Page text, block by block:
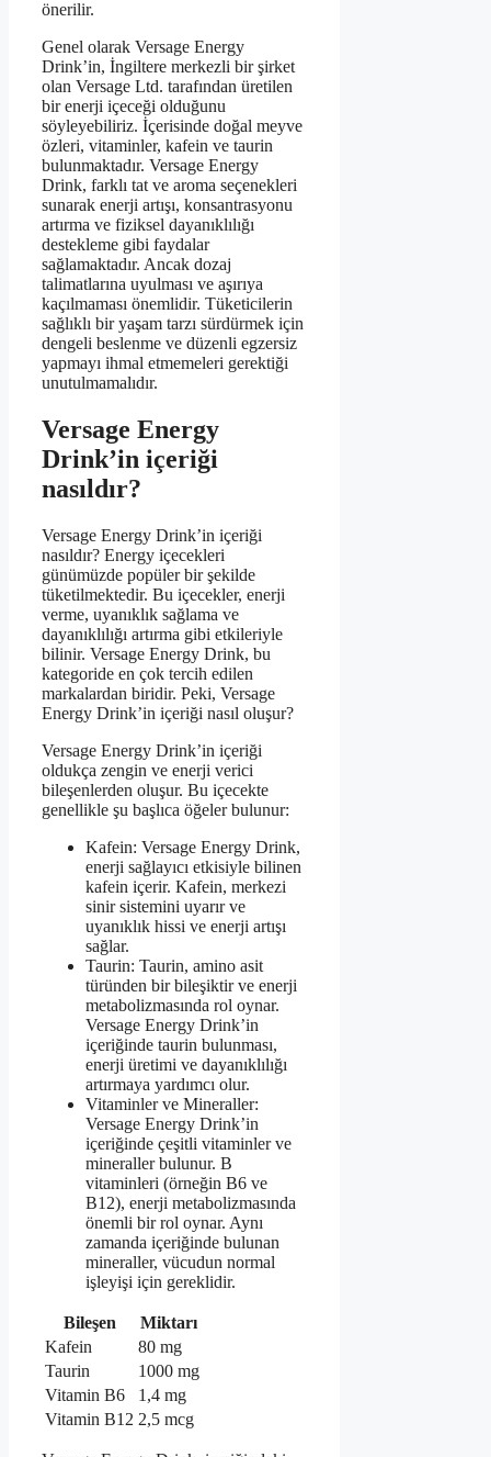
önerilir.
Genel olarak Versage Energy
Drink’in, İngiltere merkezli bir şirket
olan Versage Ltd. tarafından üretilen
bir enerji içeceği olduğunu
söyleyebiliriz. İçerisinde doğal meyve
özleri, vitaminler, kafein ve taurin
bulunmaktadır. Versage Energy
Drink, farklı tat ve aroma seçenekleri
sunarak enerji artışı, konsantrasyonu
artırma ve fiziksel dayanıklılığı
destekleme gibi faydalar
sağlamaktadır. Ancak dozaj
talimatlarına uyulması ve aşırıya
kaçılmaması önemlidir. Tüketicilerin
sağlıklı bir yaşam tarzı sürdürmek için
dengeli beslenme ve düzenli egzersiz
yapmayı ihmal etmemeleri gerektiği
unutulmamalıdır.
Versage Energy
Drink’in içeriği
nasıldır?
Versage Energy Drink’in içeriği
nasıldır? Energy içecekleri
günümüzde popüler bir şekilde
tüketilmektedir. Bu içecekler, enerji
verme, uyanıklık sağlama ve
dayanıklılığı artırma gibi etkileriyle
bilinir. Versage Energy Drink, bu
kategoride en çok tercih edilen
markalardan biridir. Peki, Versage
Energy Drink’in içeriği nasıl oluşur?
Versage Energy Drink’in içeriği
oldukça zengin ve enerji verici
bileşenlerden oluşur. Bu içecekte
genellikle şu başlıca öğeler bulunur:
Kafein: Versage Energy Drink,
enerji sağlayıcı etkisiyle bilinen
kafein içerir. Kafein, merkezi
sinir sistemini uyarır ve
uyanıklık hissi ve enerji artışı
sağlar.
Taurin: Taurin, amino asit
türünden bir bileşiktir ve enerji
metabolizmasında rol oynar.
Versage Energy Drink’in
içeriğinde taurin bulunması,
enerji üretimi ve dayanıklılığı
artırmaya yardımcı olur.
Vitaminler ve Mineraller:
Versage Energy Drink’in
içeriğinde çeşitli vitaminler ve
mineraller bulunur. B
vitaminleri (örneğin B6 ve
B12), enerji metabolizmasında
önemli bir rol oynar. Aynı
zamanda içeriğinde bulunan
mineraller, vücudun normal
işleyişi için gereklidir.
Bileşen
Miktarı
Kafein
80 mg
Taurin
1000 mg
Vitamin B6
1,4 mg
Vitamin B12 2,5 mcg